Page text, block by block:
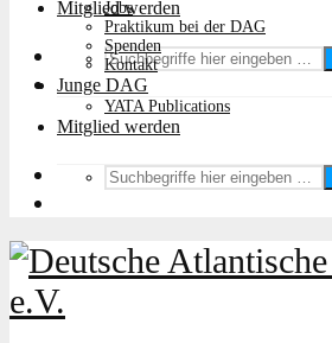
Mitglied werden
Jobs
Praktikum bei der DAG
Spenden
Kontakt
Junge DAG
YATA Publications
Mitglied werden